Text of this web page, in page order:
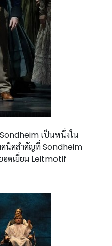
เป็นหนึ่งใน
คนิคสำคัญที่ Sondheim
อดเยี่ยม Leitmotif